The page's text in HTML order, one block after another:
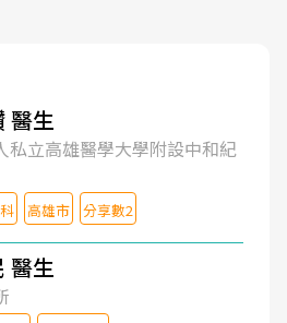
醫生
私立高雄醫學大學附設中和紀
高雄市 分享數2
醫生